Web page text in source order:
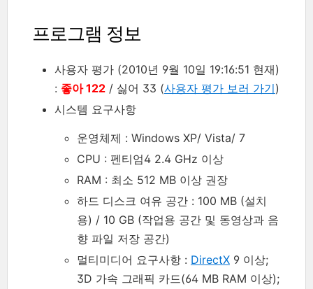
프로그램 정보
사용자 평가 (2010년 9월 10일 19:16:51 현재)
: 좋아 122 / 싫어 33 (사용자 평가 보러 가기)
시스템 요구사항
운영체제 : Windows XP/ Vista/ 7
CPU : 펜티엄4 2.4 GHz 이상
RAM : 최소 512 MB 이상 권장
하드 디스크 여유 공간 : 100 MB (설치
용) / 10 GB (작업용 공간 및 동영상과 음
향 파일 저장 공간)
멀티미디어 요구사항 : DirectX 9 이상;
3D 가속 그래픽 카드(64 MB RAM 이상);